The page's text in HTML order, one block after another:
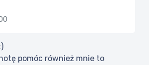
pomóc również mnie to